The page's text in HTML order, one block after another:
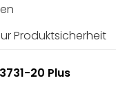
Produktsicherheit
3731-20 Plus